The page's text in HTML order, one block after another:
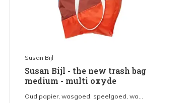
Susan Bijl
Susan Bijl - the new trash bag
medium - multi oxyde
Oud papier, wasgoed, speelgoed, wa...